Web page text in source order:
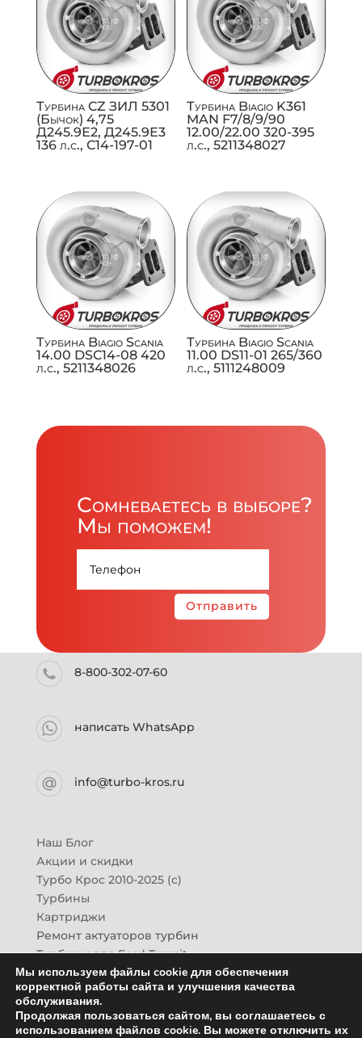
Турбина CZ ЗИЛ 5301
(Бычок) 4,75
Д245.9Е2, Д245.9Е3
136 л.с., C14-197-01
Турбина Biagio K361
MAN F7/8/9/90
12.00/22.00 320-395
л.с., 5211348027
Турбина Biagio Scania
14.00 DSC14-08 420
л.с., 5211348026
Турбина Biagio Scania
11.00 DS11-01 265/360
л.с., 5111248009
Сомневаетесь в выборе?
Мы поможем!
Отправить
8-800-302-07-60
написать WhatsApp
info@turbo-kros.ru
Наш Блог
Акции и скидки
Турбо Крос 2010-2025 (с)
Турбины
Картриджи
Ремонт актуаторов турбин
Турбины для Ford Transit
Турбины для Mazda CX-7
Картридж для ГАЗон-Next
Турбины HINO (Хино)
Купить новую турбину
Мы используем файлы cookie для обеспечения
корректной работы сайта и улучшения качества
обслуживания.
Продолжая пользоваться сайтом, вы соглашаетесь с
использованием файлов cookie. Вы можете отключить их